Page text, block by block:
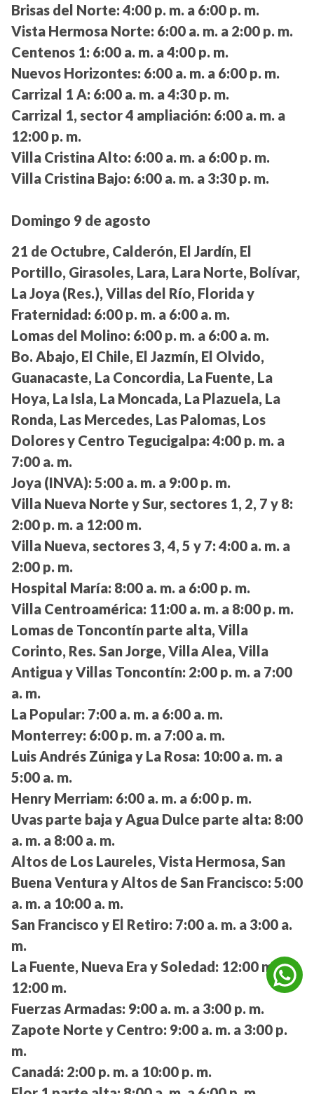
Brisas del Norte: 4:00 p. m. a 6:00 p. m.
Vista Hermosa Norte: 6:00 a. m. a 2:00 p. m.
Centenos 1: 6:00 a. m. a 4:00 p. m.
Nuevos Horizontes: 6:00 a. m. a 6:00 p. m.
Carrizal 1 A: 6:00 a. m. a 4:30 p. m.
Carrizal 1, sector 4 ampliación: 6:00 a. m. a
12:00 p. m.
Villa Cristina Alto: 6:00 a. m. a 6:00 p. m.
Villa Cristina Bajo: 6:00 a. m. a 3:30 p. m.
Domingo 9 de agosto
21 de Octubre, Calderón, El Jardín, El
Portillo, Girasoles, Lara, Lara Norte, Bolívar,
La Joya (Res.), Villas del Río, Florida y
Fraternidad: 6:00 p. m. a 6:00 a. m.
Lomas del Molino: 6:00 p. m. a 6:00 a. m.
Bo. Abajo, El Chile, El Jazmín, El Olvido,
Guanacaste, La Concordia, La Fuente, La
Hoya, La Isla, La Moncada, La Plazuela, La
Ronda, Las Mercedes, Las Palomas, Los
Dolores y Centro Tegucigalpa: 4:00 p. m. a
7:00 a. m.
Joya (INVA): 5:00 a. m. a 9:00 p. m.
Villa Nueva Norte y Sur, sectores 1, 2, 7 y 8:
2:00 p. m. a 12:00 m.
Villa Nueva, sectores 3, 4, 5 y 7: 4:00 a. m. a
2:00 p. m.
Hospital María: 8:00 a. m. a 6:00 p. m.
Villa Centroamérica: 11:00 a. m. a 8:00 p. m.
Lomas de Toncontín parte alta, Villa
Corinto, Res. San Jorge, Villa Alea, Villa
Antigua y Villas Toncontín: 2:00 p. m. a 7:00
a. m.
La Popular: 7:00 a. m. a 6:00 a. m.
Monterrey: 6:00 p. m. a 7:00 a. m.
Luis Andrés Zúniga y La Rosa: 10:00 a. m. a
5:00 a. m.
Henry Merriam: 6:00 a. m. a 6:00 p. m.
Uvas parte baja y Agua Dulce parte alta: 8:00
a. m. a 8:00 a. m.
Altos de Los Laureles, Vista Hermosa, San
Buena Ventura y Altos de San Francisco: 5:00
a. m. a 10:00 a. m.
San Francisco y El Retiro: 7:00 a. m. a 3:00 a.
m.
La Fuente, Nueva Era y Soledad: 12:00 m. a
12:00 m.
Fuerzas Armadas: 9:00 a. m. a 3:00 p. m.
Zapote Norte y Centro: 9:00 a. m. a 3:00 p.
m.
Canadá: 2:00 p. m. a 10:00 p. m.